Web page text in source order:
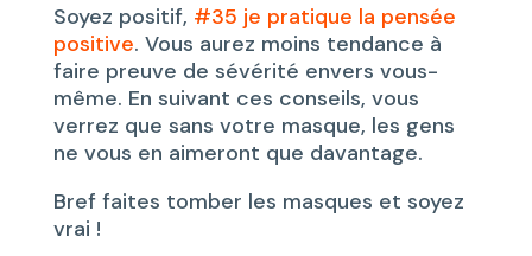
Soyez positif, #35 je pratique la pensée
positive. Vous aurez moins tendance à
faire preuve de sévérité envers vous-
même. En suivant ces conseils, vous
verrez que sans votre masque, les gens
ne vous en aimeront que davantage.
Bref faites tomber les masques et soyez
vrai !